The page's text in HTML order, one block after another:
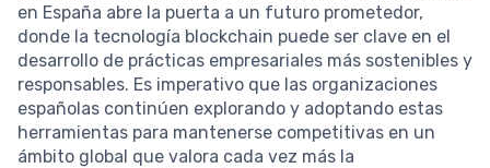
en España abre la puerta a un futuro prometedor,
donde la tecnología blockchain puede ser clave en el
desarrollo de prácticas empresariales más sostenibles y
responsables. Es imperativo que las organizaciones
españolas continúen explorando y adoptando estas
herramientas para mantenerse competitivas en un
ámbito global que valora cada vez más la